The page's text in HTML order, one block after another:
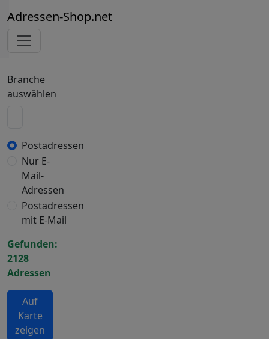
Adressen-Shop.net
Branche
auswählen
Postadressen
Nur E-
Mail-
Adressen
Postadressen
mit E-Mail
Gefunden:
2128
Adressen
Auf
Karte
zeigen